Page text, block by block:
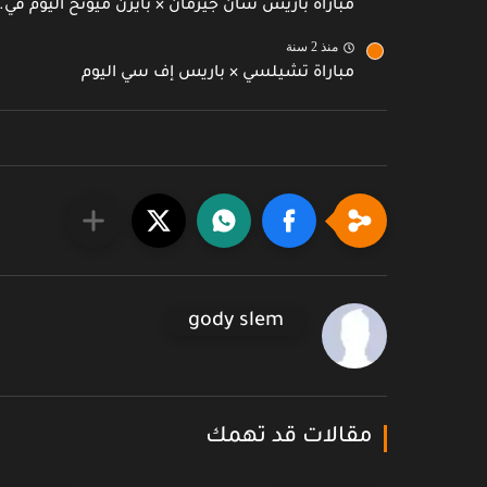
مباراة باريس سان جيرمان × بايرن ميونخ اليوم
منذ 2 سنة
مباراة تشيلسي × باريس إف سي اليوم
gody slem
مقالات قد تهمك